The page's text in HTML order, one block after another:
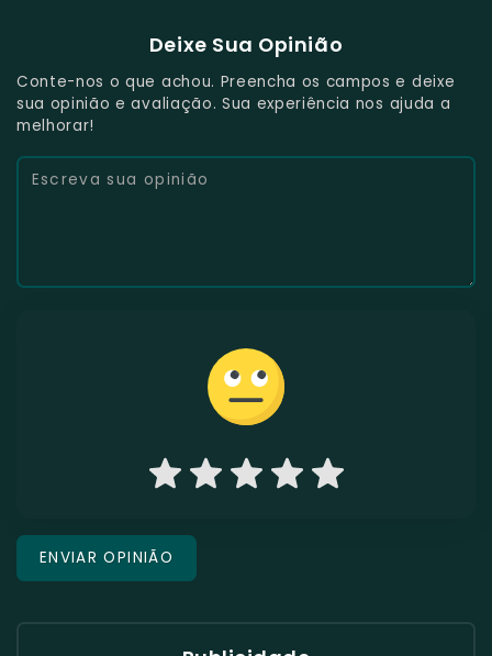
Deixe Sua Opinião
Conte-nos o que achou. Preencha os campos e deixe
sua opinião e avaliação. Sua experiência nos ajuda a
melhorar!